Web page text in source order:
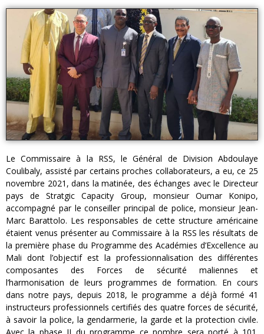
Le Commissaire à la RSS, le Général de Division Abdoulaye
Coulibaly, assisté par certains proches collaborateurs, a eu, ce 25
novembre 2021, dans la matinée, des échanges avec le Directeur
pays de Stratgic Capacity Group, monsieur Oumar Konipo,
accompagné par le conseiller principal de police, monsieur Jean-
Marc Barattolo. Les responsables de cette structure américaine
étaient venus présenter au Commissaire à la RSS les résultats de
la première phase du Programme des Académies d’Excellence au
Mali dont l’objectif est la professionnalisation des différentes
composantes des Forces de sécurité maliennes et
l’harmonisation de leurs programmes de formation. En cours
dans notre pays, depuis 2018, le programme a déjà formé 41
instructeurs professionnels certifiés des quatre forces de sécurité,
à savoir la police, la gendarmerie, la garde et la protection civile.